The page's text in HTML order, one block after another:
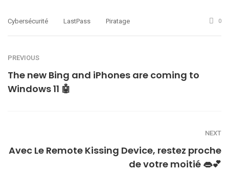
Cybersécurité LastPass Piratage 0
PREVIOUS
The new Bing and iPhones are coming to
Windows 11 🤖
NEXT
Avec Le Remote Kissing Device, restez proche
de votre moitié 👄💕